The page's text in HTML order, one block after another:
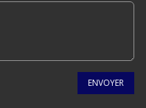
ENVOYER